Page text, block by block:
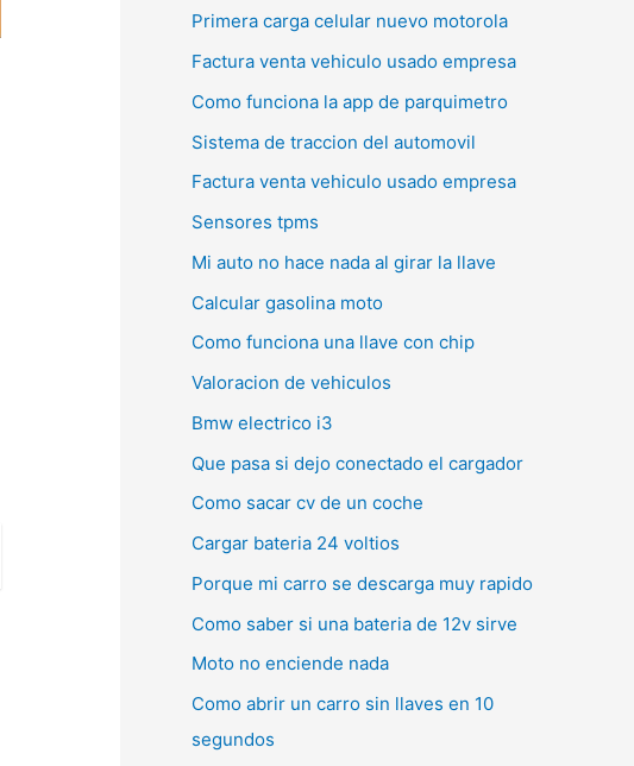
Primera carga celular nuevo motorola
Factura venta vehiculo usado empresa
Como funciona la app de parquimetro
Sistema de traccion del automovil
Factura venta vehiculo usado empresa
Sensores tpms
Mi auto no hace nada al girar la llave
Calcular gasolina moto
Como funciona una llave con chip
Valoracion de vehiculos
Bmw electrico i3
Que pasa si dejo conectado el cargador
Como sacar cv de un coche
Cargar bateria 24 voltios
Porque mi carro se descarga muy rapido
Como saber si una bateria de 12v sirve
Moto no enciende nada
Como abrir un carro sin llaves en 10
segundos